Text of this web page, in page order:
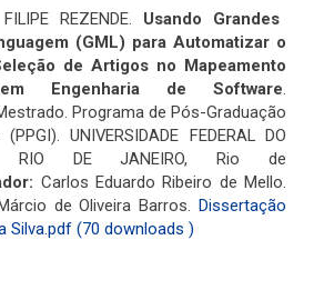
REZENDE. Usando Grandes
(GML) para Automatizar o
de Artigos no Mapeamento
Engenharia de Software
Programa de Pós-Graduação
UNIVERSIDADE FEDERAL DO
RIO DE JANEIRO, Rio de
Carlos Eduardo Ribeiro de Mello.
de Oliveira Barros. Dissertação
Silva.pdf (70 downloads )